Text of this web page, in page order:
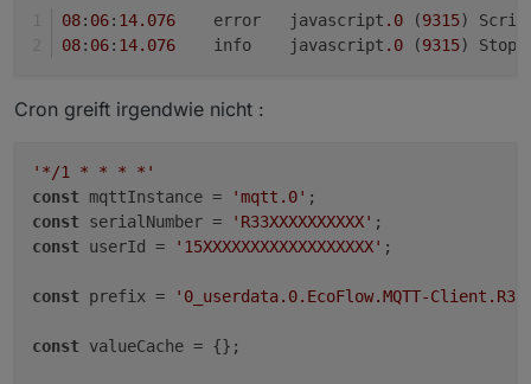
08: 06: 14.076
	error	javascript
.0 (9315)
08: 06: 14.076
	info	javascript
.0 (9315) Stop
Cron greift irgendwie nicht :
'*/1 * * * *'
const mqttInstance = 'mqtt.0'
const serialNumber = 'R33XXXXXXXXXX'
const userId = '15XXXXXXXXXXXXXXXXXX' ;
const prefix = '0_userdata.0.EcoFlow.MQTT-
const valueCache = {};